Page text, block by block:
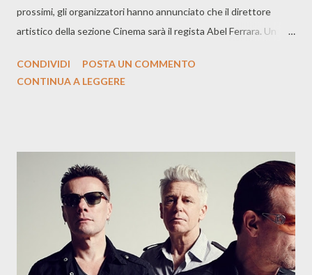
prossimi, gli organizzatori hanno annunciato che il direttore
artistico della sezione Cinema sarà il regista Abel Ferrara. Un
internazionale incontrare la letteratura, l'enogastronomia, i
Mediolanum Forum di Milano per celebrare i 20 anni di carriera
della band di Brian Molko. Domenica 16 luglio la band suonerà
live al Festival delle Langhe piemontesi che ha raccolto negli anni
centinaia di visitatori.
CONDIVIDI
POSTA UN COMMENTO
CONTINUA A LEGGERE